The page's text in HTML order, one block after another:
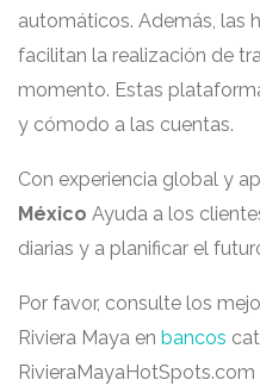
automáticos. Además, las
facilitan la realización de
momento. Estas
y cómodo a las cuentas.
Con experiencia global y
México Ayuda a los
diarias y a planificar el
Por favor, consulte los
Riviera Maya en bancos
RivieraMayaHotSpots.com